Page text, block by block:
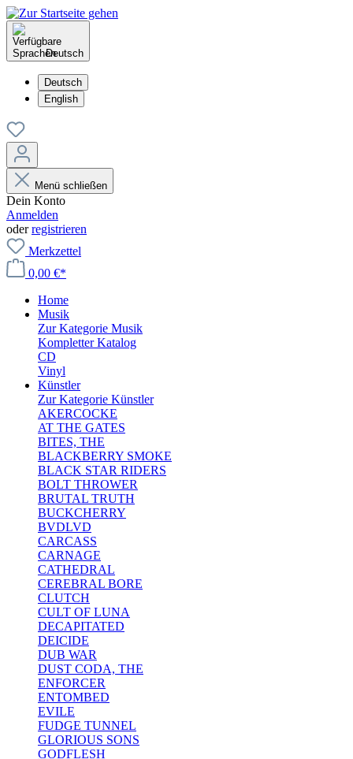
Deutsch
Deutsch
English
Menü schließen
Dein Konto
Anmelden
oderregistrieren
Merkzettel
0,00 €*
Home
Musik
Zur Kategorie Musik
Kompletter Katalog
CD
Vinyl
Künstler
Zur Kategorie Künstler
AKERCOCKE
AT THE GATES
BITES, THE
BLACKBERRY SMOKE
BLACK STAR RIDERS
BOLT THROWER
BRUTAL TRUTH
BUCKCHERRY
BVDLVD
CARCASS
CARNAGE
CATHEDRAL
CEREBRAL BORE
CLUTCH
CULT OF LUNA
DECAPITATED
DEICIDE
DUB WAR
DUST CODA, THE
ENFORCER
ENTOMBED
EVILE
FUDGE TUNNEL
GLORIOUS SONS
GODFLESH